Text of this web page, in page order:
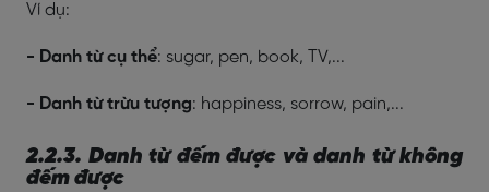
Ví dụ:
- Danh từ cụ thể: sugar, pen, book, TV,...
- Danh từ trừu tượng: happiness, sorrow, pain,...
2.2.3. Danh từ đếm được và danh từ không
đếm được